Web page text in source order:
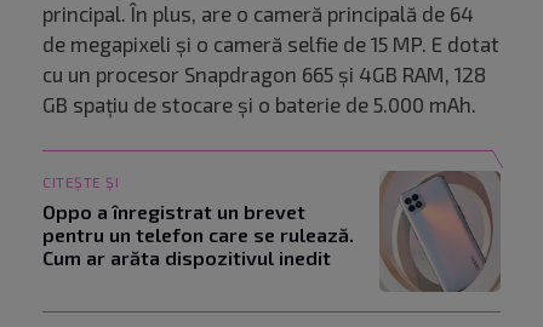
principal. În plus, are o cameră principală de 64
de megapixeli și o cameră selfie de 15 MP. E dotat
cu un procesor Snapdragon 665 și 4GB RAM, 128
GB spațiu de stocare și o baterie de 5.000 mAh.
CITEȘTE ȘI
Oppo a înregistrat un brevet
pentru un telefon care se rulează.
Cum ar arăta dispozitivul inedit